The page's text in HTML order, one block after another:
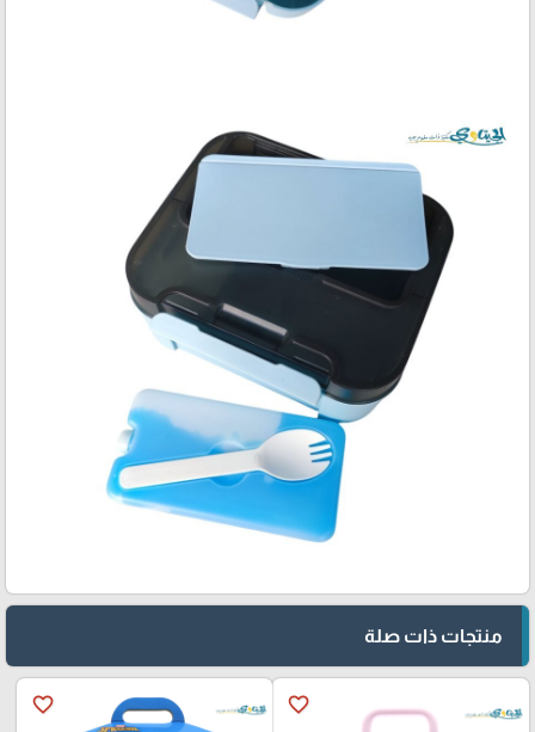
منتجات ذات صلة
favorite_border
favorite_border